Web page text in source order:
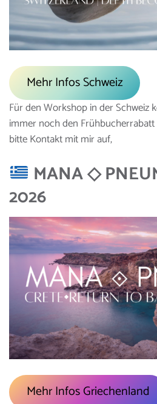
Mehr Infos Schweiz
Für den Workshop in der Schweiz
immer noch den
bitte Kontakt mit mir auf,
MANA ◇
2026
Mehr Infos Griechenland